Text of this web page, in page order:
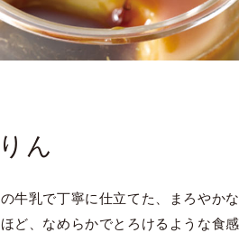
ん
牛乳で丁寧に仕立てた、まろやか
ど、なめらかでとろけるような食